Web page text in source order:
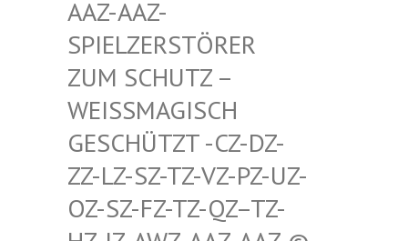
Z-SPIELZ
ERSTÖRER ZUM SC
HUTZ – WEISSMA
GISCH GESCHÜT
ZT -CZ-DZ-ZZ-LZ-S
Z-TZ-VZ-PZ-UZ-OZ-SZ-F
Z-TZ-QZ–TZ-HZ-JZ-A